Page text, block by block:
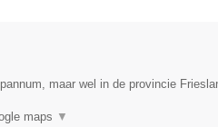
maar wel in de provincie
maps ▼